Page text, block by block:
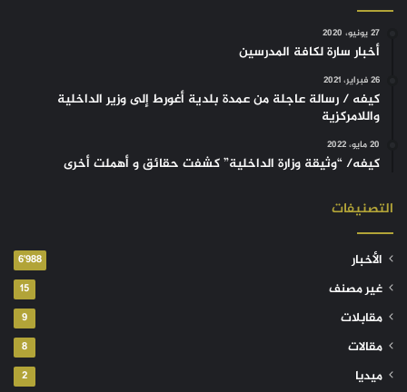
27 يونيو، 2020
أخبار سارة لكافة المدرسين
26 فبراير، 2021
كيفه / رسالة عاجلة من عمدة بلدية أغورط إلى وزير الداخلية
واللامركزية
20 مايو، 2022
كيفه/ “وثيقة وزارة الداخلية” كشفت حقائق و أهملت أخرى
التصنيفات
الأخبار 6٬988
غير مصنف 15
مقابلات 9
مقالات 8
ميديا 2